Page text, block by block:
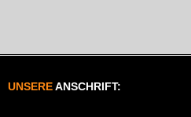
UNSEREANSCHRIFT: